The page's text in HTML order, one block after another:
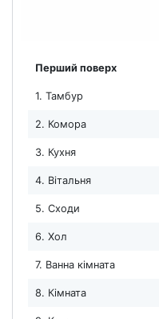
Перший поверх
1. Тамбур
2. Комора
3. Кухня
4. Вітальня
5. Сходи
6. Хол
7. Ванна кімната
8. Кімната